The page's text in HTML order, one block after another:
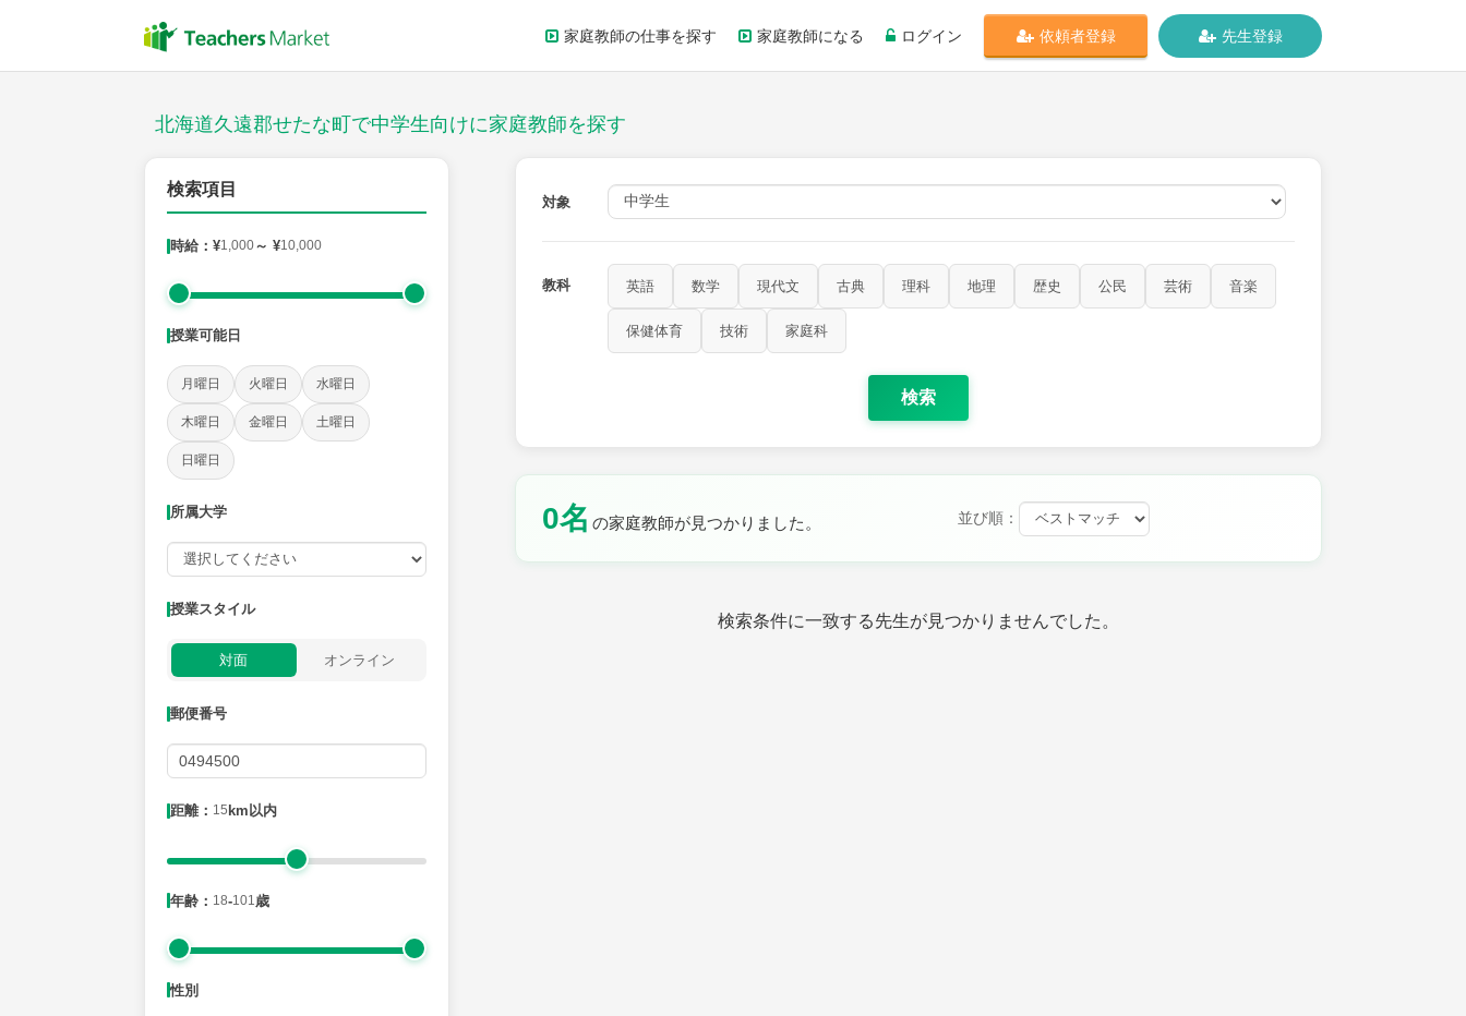
家庭教師の仕事を探す 家庭教師になる ログイン 依頼者登録 先生登録
北海道久遠郡せたな町で中学生向けに家庭教師を探す
検索項目
時給：¥1,000～ ¥10,000
授業可能日
月曜日 火曜日 水曜日
木曜日 金曜日 土曜日
日曜日
所属大学
授業スタイル
対面 オンライン
郵便番号
距離： 15 km以内
年齢： 18-101 歳
性別
対象
教科 英語 数学 現代文 古典 理科 地理 歴史 公民 芸術 音楽
保健体育 技術 家庭科
検索
0名 の家庭教師が見つかりました。 並び順：
検索条件に一致する先生が見つかりませんでした。
授業スタイル
数学 現代文 古典 家庭科
時給：¥1,000 ～ ¥10,000
授業可能日
月曜日 火曜日
距離：15km以内
年齢：18-101歳